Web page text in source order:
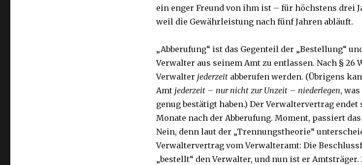
ein enger Freund von ihm ist – für höchstens drei
weil die Gewährleistung nach fünf Jahren abläuft.
„Abberufung“ ist das Gegenteil der „Bestellung“
Verwalter aus seinem Amt zu entlassen. Nach § 26
Verwalter jederzeitabberufen werden. (Übrigens
Amt jederzeit – nur nicht zur Unzeit – niederlegen,
genug bestätigt haben.) Der Verwaltervertrag endet
Monate nach der Abberufung. Moment, passiert
Nein, denn laut der „Trennungstheorie“
Verwaltervertrag vom Verwalteramt: Die
„bestellt“ den Verwalter, und nun ist er Amtsträger.